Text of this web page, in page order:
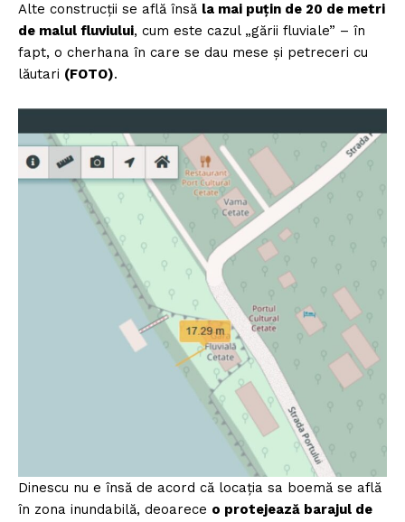
Alte construcții se află însă la mai puțin de 20 de metri
de malul fluviului, cum este cazul „gării fluviale” – în
fapt, o cherhana în care se dau mese și petreceri cu
lăutari (FOTO).
Dinescu nu e însă de acord că locația sa boemă se află
în zona inundabilă, deoarece o protejează barajul de